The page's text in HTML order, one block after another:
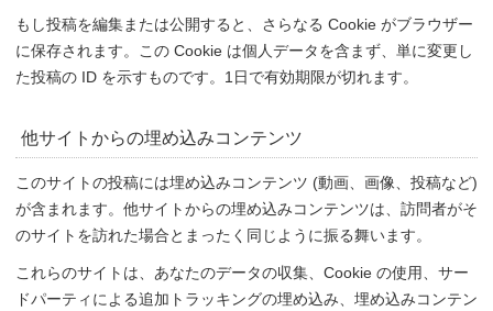
もし投稿を編集または公開すると、さらなる Cookie がブラウザー
に保存されます。この Cookie は個人データを含まず、単に変更し
た投稿の ID を示すものです。1日で有効期限が切れます。
他サイトからの埋め込みコンテンツ
このサイトの投稿には埋め込みコンテンツ (動画、画像、投稿など)
が含まれます。他サイトからの埋め込みコンテンツは、訪問者がそ
のサイトを訪れた場合とまったく同じように振る舞います。
これらのサイトは、あなたのデータの収集、Cookie の使用、サー
ドパーティによる追加トラッキングの埋め込み、埋め込みコンテン